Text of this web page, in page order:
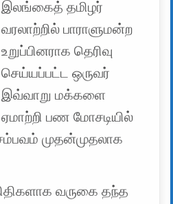
இலங்கைத் தமிழர்
வரலாற்றில் பாராளுமன்ற
உறுப்பினராக தெரிவு
செய்யப்பட்ட ஒருவர்
இவ்வாறு மக்களை
ஏமாற்றி பண மோசடியில்
முதன்முதலாக
வருகை தந்த